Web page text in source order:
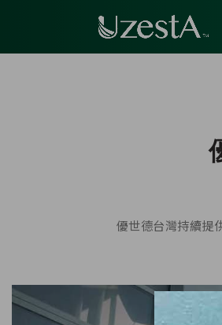
優世德台灣持續提